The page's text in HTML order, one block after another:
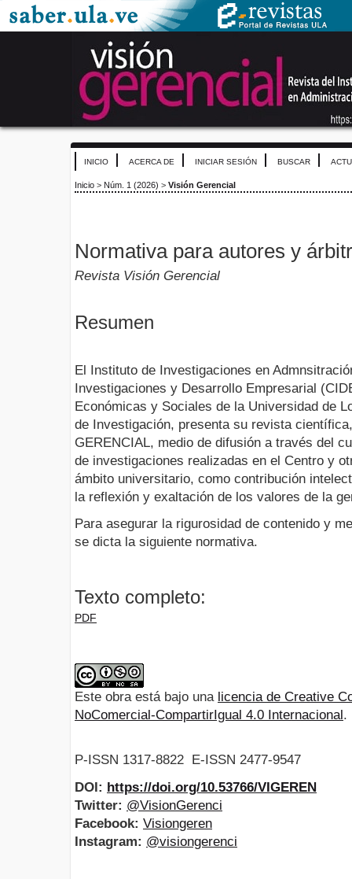
INICIO ACERCA DE INICIAR SESIÓN BUSCAR
Inicio > Núm. 1 (2026) > Visión Gerencial
Normativa para autores y
Revista Visión Gerencial
Resumen
El Instituto de Investigaciones en
Investigaciones y Desarrollo Empresarial
Económicas y Sociales de la Universidad de
de Investigación, presenta su revista
GERENCIAL, medio de difusión a través del
de investigaciones realizadas en el Centro y
ámbito universitario, como contribución
la reflexión y exaltación de los valores de la
Para asegurar la rigurosidad de contenido y
se dicta la siguiente normativa.
Texto completo:
PDF
Este obra está bajo una licencia de Creative
NoComercial-CompartirIgual 4.0 Internacional .
P-ISSN 1317-8822 E-ISSN 2477-9547
DOI: https://doi.org/10.53766/VIGEREN
Twitter: @VisionGerenci
Facebook: Visiongeren
Instagram: @visiongerenci